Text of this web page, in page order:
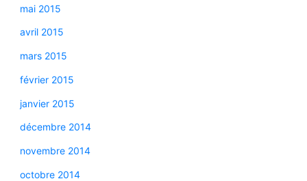
mai 2015
avril 2015
mars 2015
février 2015
janvier 2015
décembre 2014
novembre 2014
octobre 2014